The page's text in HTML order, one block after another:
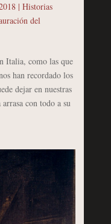
| Historias
del
como las que
han recordado los
dejar en nuestras
con todo a su